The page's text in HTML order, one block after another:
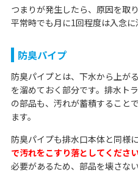
つまりが発生したら、原因を取
平常時でも月に1回程度は入念に
防臭パイプ
防臭パイプとは、下水から上が
を溜めておく部分です。排水ト
の部品も、汚れが蓄積すること
ます。
防臭パイプも排水口本体と同様に
で汚れをこすり落としてくださ
必要があるため、部品を壊さな